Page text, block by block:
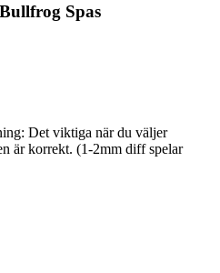
Spas
Det viktiga när du väljer
är korrekt. (1-2mm diff spelar